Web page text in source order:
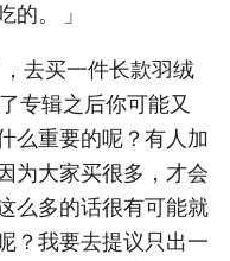
。 」
去买一件长款羽绒
专辑之后你可能又
么重要的呢？有人加
为大家买很多，才会
么多的话很有可能就
？我要去提议只出一